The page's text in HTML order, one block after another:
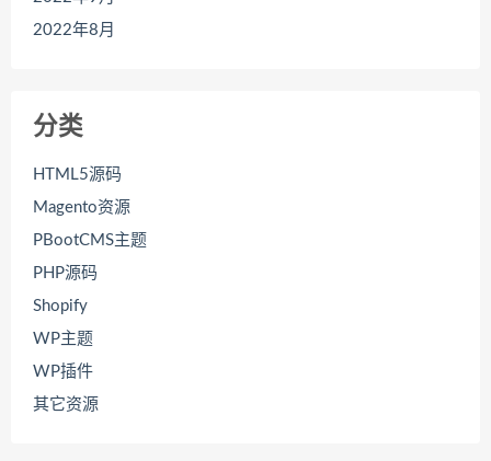
2022年8月
分类
HTML5源码
Magento资源
PBootCMS主题
PHP源码
Shopify
WP主题
WP插件
其它资源